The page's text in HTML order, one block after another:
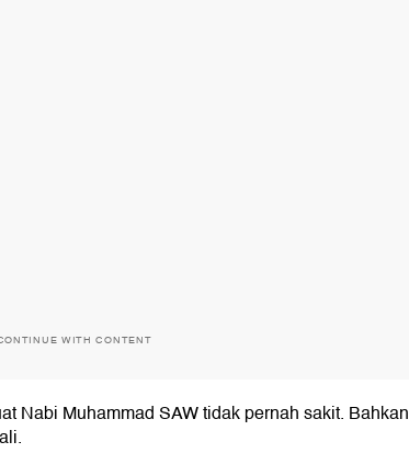
WITH CONTENT
Nabi Muhammad SAW tidak pernah sakit. Bahkan